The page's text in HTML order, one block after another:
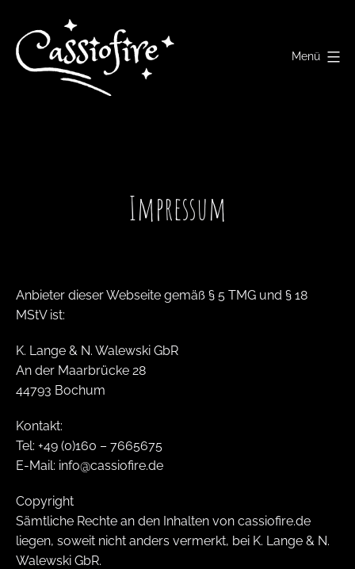
Inhalt
springen
Menü
Impressum
Anbieter dieser Webseite gemäß § 5 TMG und § 18
MStV ist:
K. Lange & N. Walewski GbR
An der Maarbrücke 28
44793 Bochum
Kontakt:
Tel: +49 (0)160 – 7665675
E-Mail: info@cassiofire.de
Copyright
Sämtliche Rechte an den Inhalten von cassiofire.de
liegen, soweit nicht anders vermerkt, bei K. Lange & N.
Walewski GbR.